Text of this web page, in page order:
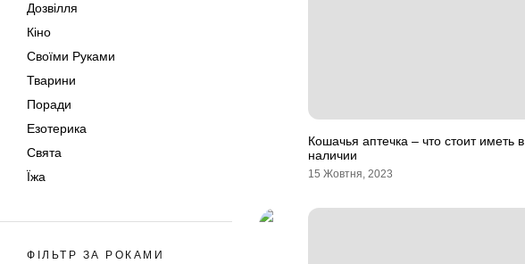
Дозвілля
Кіно
Своїми Руками
Тварини
Поради
Езотерика
Свята
Їжа
ФІЛЬТР ЗА РОКАМИ
Кошачья аптечка – что стоит иметь в
наличии
15 Жовтня, 2023